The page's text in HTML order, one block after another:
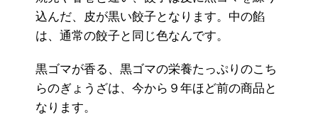
込んだ、皮が黒い餃子となります。中の餡
は、通常の餃子と同じ色なんです。
黒ゴマが香る、黒ゴマの栄養たっぷりのこち
らのぎょうざは、今から９年ほど前の商品と
なります。